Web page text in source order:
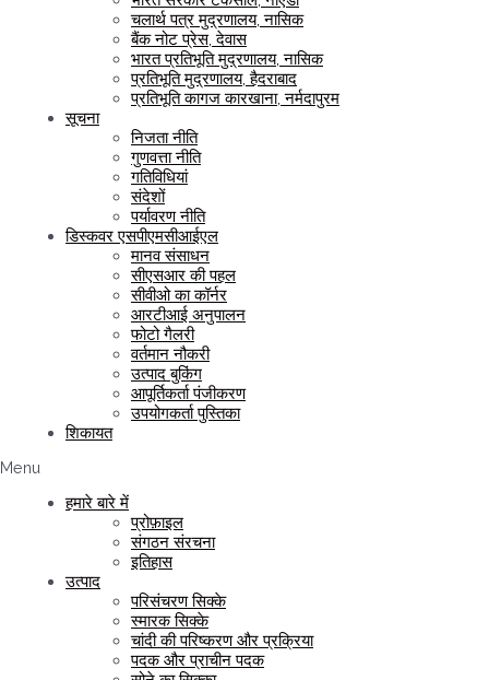
चलार्थ पत्र मुद्रणालय, नासिक
बैंक नोट प्रेस, देवास
भारत प्रतिभूति मुद्रणालय, नासिक
प्रतिभूति मुद्रणालय, हैदराबाद
प्रतिभूति कागज कारखाना, नर्मदापुरम
सूचना
निजता नीति
गुणवत्ता नीति
गतिविधियां
संदेशों
पर्यावरण नीति
डिस्कवर एसपीएमसीआईएल
मानव संसाधन
सीएसआर की पहल
सीवीओ का कॉर्नर
आरटीआई अनुपालन
फोटो गैलरी
वर्तमान नौकरी
उत्पाद बुकिंग
आपूर्तिकर्ता पंजीकरण
उपयोगकर्ता पुस्तिका
शिकायत
Menu
हमारे बारे में
प्रोफ़ाइल
संगठन संरचना
इतिहास
उत्पाद
परिसंचरण सिक्के
स्मारक सिक्के
चांदी की परिष्करण और प्रक्रिया
पदक और प्राचीन पदक